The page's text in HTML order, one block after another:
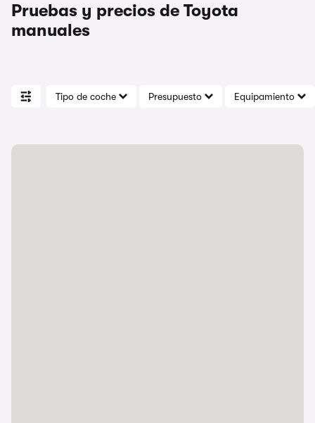
Pruebas y precios de Toyota
manuales
Tipo de coche Presupuesto Equipamiento